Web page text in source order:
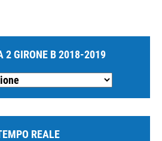
2 GIRONE B 2018-2019
REALE